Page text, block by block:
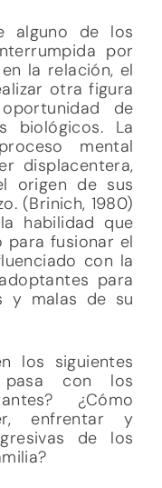
alguno de los
por
la relación, el
otra figura
de
biológicos. La
mental
displacentera,
origen de sus
(Brinich, 1980)
habilidad que
para fusionar el
con la
para
y malas de su
los siguientes
pasa con los
¿Cómo
enfrentar y
de los